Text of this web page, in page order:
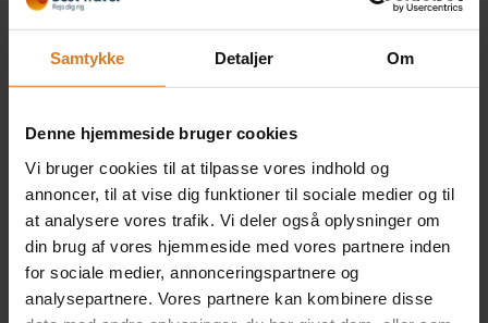
Samtykke Detaljer Om
Denne hjemmeside bruger cookies
Vi bruger cookies til at tilpasse vores indhold og
annoncer, til at vise dig funktioner til sociale medier og til
at analysere vores trafik. Vi deler også oplysninger om
din brug af vores hjemmeside med vores partnere inden
for sociale medier, annonceringspartnere og
analysepartnere. Vores partnere kan kombinere disse
1 x Dobbeltværelse
Inkluderet i rejsens pris
Læs mere »
1 x Dobbeltværelse med
havudsigt (Kun på Hotel
Santa Lucia Le Sabbie
dOro)